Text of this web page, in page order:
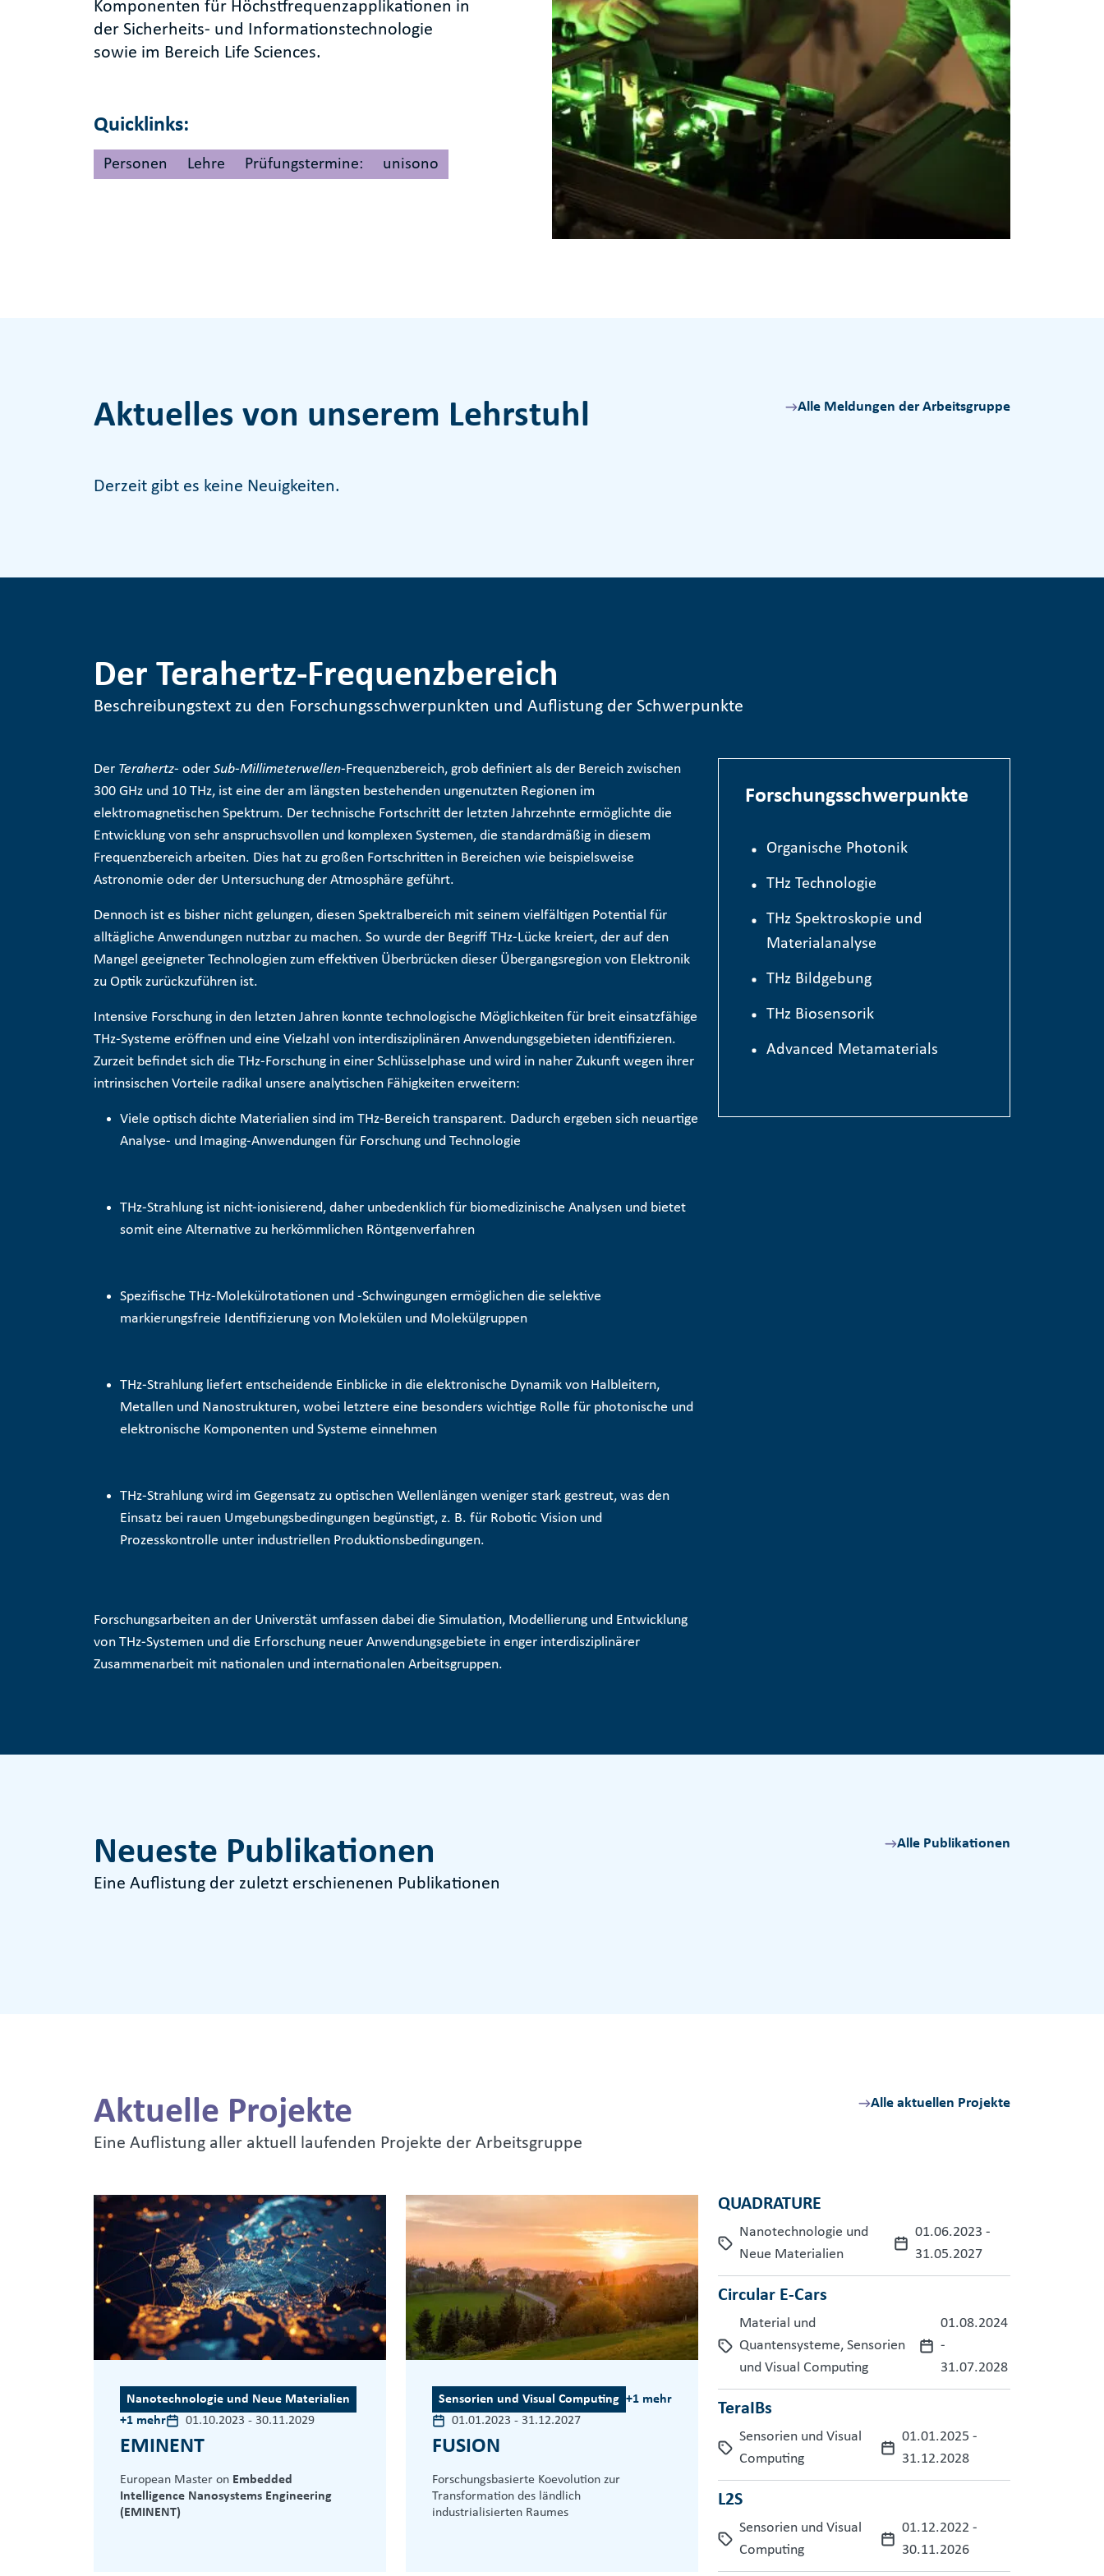
Komponenten für Höchstfrequenzapplikationen in
der Sicherheits- und Informationstechnologie
sowie im Bereich Life Sciences.
Quicklinks:
Personen Lehre Prüfungstermine: unisono
Aktuelles von unserem Lehrstuhl Alle Meldungen der Arbeitsgruppe
Derzeit gibt es keine Neuigkeiten.
Der Terahertz-Frequenzbereich
Beschreibungstext zu den Forschungsschwerpunkten und Auflistung der Schwerpunkte
Der Terahertz- oder Sub-Millimeterwellen-Frequenzbereich, grob definiert als der Bereich zwischen
300 GHz und 10 THz, ist eine der am längsten bestehenden ungenutzten Regionen im
elektromagnetischen Spektrum. Der technische Fortschritt der letzten Jahrzehnte ermöglichte die
Entwicklung von sehr anspruchsvollen und komplexen Systemen, die standardmäßig in diesem
Frequenzbereich arbeiten. Dies hat zu großen Fortschritten in Bereichen wie beispielsweise
Astronomie oder der Untersuchung der Atmosphäre geführt.
Dennoch ist es bisher nicht gelungen, diesen Spektralbereich mit seinem vielfältigen Potential für
alltägliche Anwendungen nutzbar zu machen. So wurde der Begriff THz-Lücke kreiert, der auf den
Mangel geeigneter Technologien zum effektiven Überbrücken dieser Übergangsregion von Elektronik
zu Optik zurückzuführen ist.
Intensive Forschung in den letzten Jahren konnte technologische Möglichkeiten für breit einsatzfähige
THz-Systeme eröffnen und eine Vielzahl von interdisziplinären Anwendungsgebieten identifizieren.
Zurzeit befindet sich die THz-Forschung in einer Schlüsselphase und wird in naher Zukunft wegen ihrer
intrinsischen Vorteile radikal unsere analytischen Fähigkeiten erweitern:
Viele optisch dichte Materialien sind im THz-Bereich transparent. Dadurch ergeben sich neuartige
Analyse- und Imaging-Anwendungen für Forschung und Technologie
THz-Strahlung ist nicht-ionisierend, daher unbedenklich für biomedizinische Analysen und bietet
somit eine Alternative zu herkömmlichen Röntgenverfahren
Spezifische THz-Molekülrotationen und -Schwingungen ermöglichen die selektive
markierungsfreie Identifizierung von Molekülen und Molekülgruppen
THz-Strahlung liefert entscheidende Einblicke in die elektronische Dynamik von Halbleitern,
Metallen und Nanostrukturen, wobei letztere eine besonders wichtige Rolle für photonische und
elektronische Komponenten und Systeme einnehmen
THz-Strahlung wird im Gegensatz zu optischen Wellenlängen weniger stark gestreut, was den
Einsatz bei rauen Umgebungsbedingungen begünstigt, z. B. für Robotic Vision und
Prozesskontrolle unter industriellen Produktionsbedingungen.
Forschungsarbeiten an der Universtät umfassen dabei die Simulation, Modellierung und Entwicklung
von THz-Systemen und die Erforschung neuer Anwendungsgebiete in enger interdisziplinärer
Zusammenarbeit mit nationalen und internationalen Arbeitsgruppen.
Forschungsschwerpunkte
Organische Photonik
THz Technologie
THz Spektroskopie und
Materialanalyse
THz Bildgebung
THz Biosensorik
Advanced Metamaterials
Neueste Publikationen
Eine Auflistung der zuletzt erschienenen Publikationen
Alle Publikationen
Aktuelle Projekte
Eine Auflistung aller aktuell laufenden Projekte der Arbeitsgruppe
Alle aktuellen Projekte
Nanotechnologie und Neue Materialien
+1 mehr
01.10.2023 - 30.11.2029
EMINENT
European Master on Embedded
Intelligence Nanosystems Engineering
(EMINENT)
Sensorien und Visual Computing +1 mehr
01.01.2023 - 31.12.2027
FUSION
Forschungsbasierte Koevolution zur
Transformation des ländlich
industrialisierten Raumes
QUADRATURE
Nanotechnologie und
Neue Materialien
01.06.2023 -
31.05.2027
Circular E-Cars
Material und
Quantensysteme, Sensorien
und Visual Computing
01.08.2024
-
31.07.2028
TeraIBs
Sensorien und Visual
Computing
01.01.2025 -
31.12.2028
L2S
Sensorien und Visual
Computing
01.12.2022 -
30.11.2026